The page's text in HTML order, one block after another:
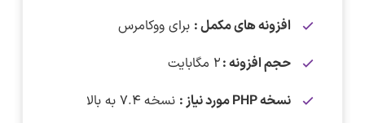
افزونه های مکمل : برای ووکامرس
حجم افزونه :۲ مگابایت
نسخه PHP مورد نیاز :
نسخه ۷.۴ به بالا